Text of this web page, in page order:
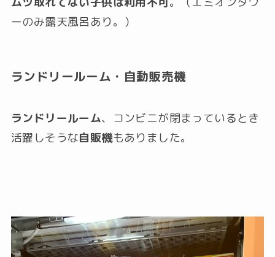
ーのみ露天風呂あり。）
ランドリールーム・自動販売機
ランドリールーム、コンビニが閉まっているとき
活躍しそうな自販機もありました。